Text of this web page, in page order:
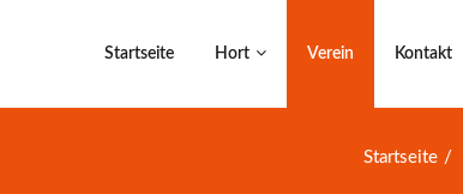
Startseite Hort Verein Kontakt
Startseite